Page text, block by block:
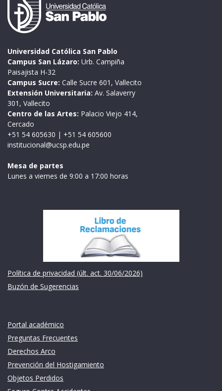
Universidad Católica San Pablo
Campus San Lázaro: Urb. Campiña
Paisajista H-32
Campus Sucre: Calle Sucre 601, Vallecito
Extensión Universitaria: Av. Salaverry
301, Vallecito
Centro de las Artes: Palacio Viejo 414,
Cercado
+51 54 605630 | +51 54 605600
institucional@ucsp.edu.pe
Mesa de partes
Lunes a viernes de 9:00 a 17:00 horas
Política de privacidad (últ. act. 30/06/2026)
Buzón de Sugerencias
Portal académico
Preguntas Frecuentes
Derechos Arco
Prevención del Hostigamiento
Objetos Perdidos